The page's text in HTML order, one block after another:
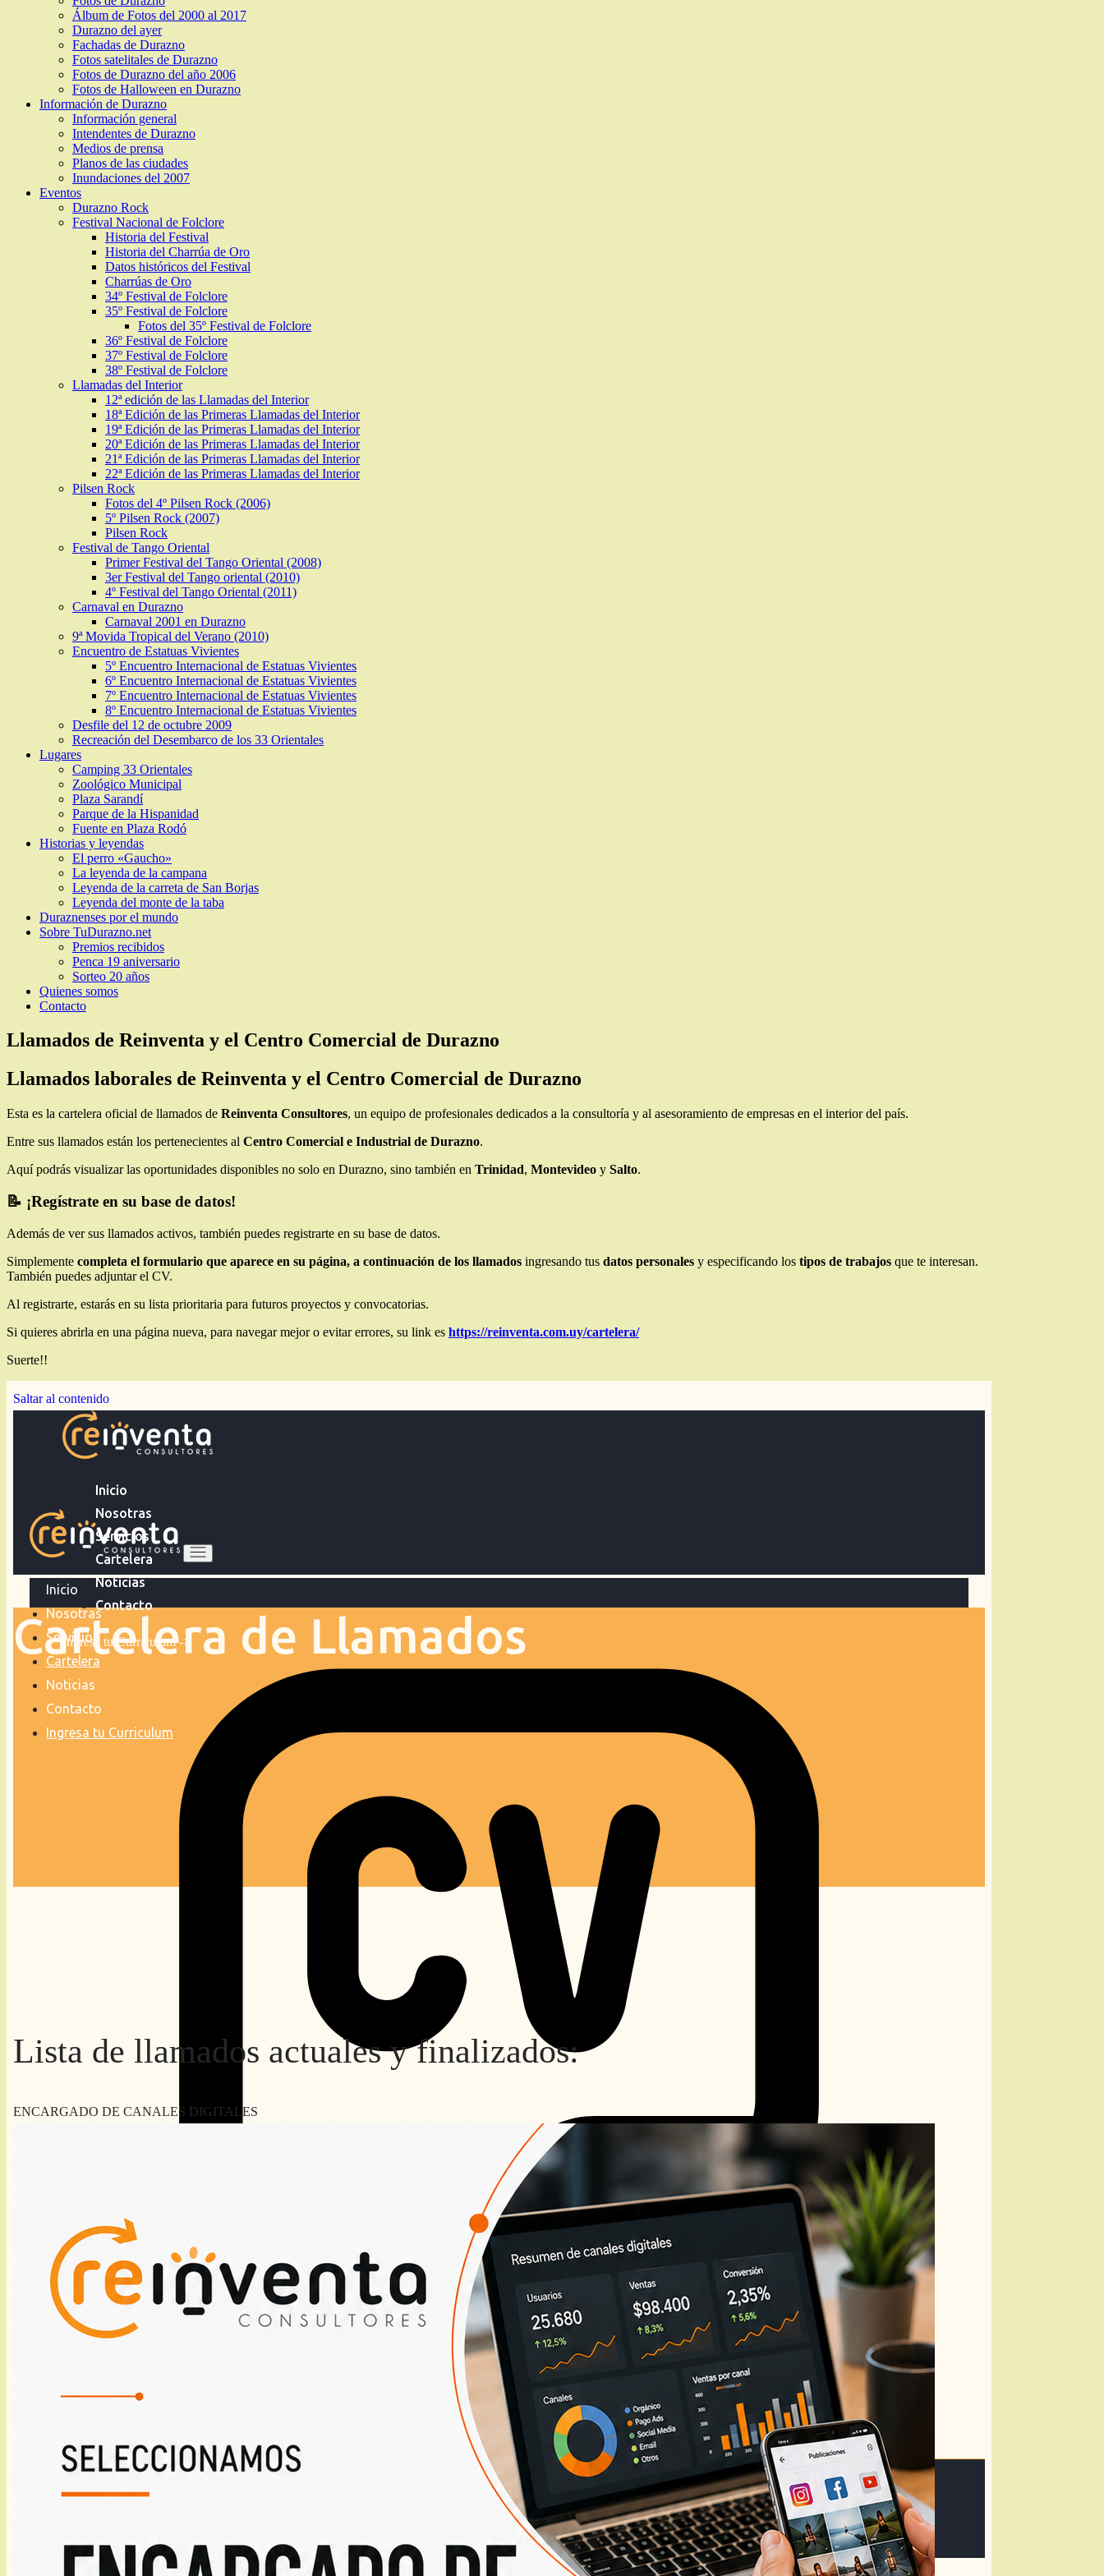
Álbum de Fotos del 2000 al 2017
Durazno del ayer
Fachadas de Durazno
Fotos satelitales de Durazno
Fotos de Durazno del año 2006
Fotos de Halloween en Durazno
Información de Durazno
Información general
Intendentes de Durazno
Medios de prensa
Planos de las ciudades
Inundaciones del 2007
Eventos
Durazno Rock
Festival Nacional de Folclore
Historia del Festival
Historia del Charrúa de Oro
Datos históricos del Festival
Charrúas de Oro
34º Festival de Folclore
35º Festival de Folclore
Fotos del 35º Festival de Folclore
36º Festival de Folclore
37º Festival de Folclore
38º Festival de Folclore
Llamadas del Interior
12ª edición de las Llamadas del Interior
18ª Edición de las Primeras Llamadas del Interior
19ª Edición de las Primeras Llamadas del Interior
20ª Edición de las Primeras Llamadas del Interior
21ª Edición de las Primeras Llamadas del Interior
22ª Edición de las Primeras Llamadas del Interior
Pilsen Rock
Fotos del 4º Pilsen Rock (2006)
5º Pilsen Rock (2007)
Pilsen Rock
Festival de Tango Oriental
Primer Festival del Tango Oriental (2008)
3er Festival del Tango oriental (2010)
4º Festival del Tango Oriental (2011)
Carnaval en Durazno
Carnaval 2001 en Durazno
9ª Movida Tropical del Verano (2010)
Encuentro de Estatuas Vivientes
5º Encuentro Internacional de Estatuas Vivientes
6º Encuentro Internacional de Estatuas Vivientes
7º Encuentro Internacional de Estatuas Vivientes
8º Encuentro Internacional de Estatuas Vivientes
Desfile del 12 de octubre 2009
Recreación del Desembarco de los 33 Orientales
Lugares
Camping 33 Orientales
Zoológico Municipal
Plaza Sarandí
Parque de la Hispanidad
Fuente en Plaza Rodó
Historias y leyendas
El perro «Gaucho»
La leyenda de la campana
Leyenda de la carreta de San Borjas
Leyenda del monte de la taba
Duraznenses por el mundo
Sobre TuDurazno.net
Premios recibidos
Penca 19 aniversario
Sorteo 20 años
Quienes somos
Contacto
Llamados de Reinventa y el Centro Comercial de Durazno
Llamados laborales de Reinventa y el Centro Comercial de Durazno
Esta es la cartelera oficial de llamados de Reinventa Consultores, un equipo de profesionales dedicados a la consultoría y al asesoramiento de empresas en el interior del país.
Entre sus llamados están los pertenecientes al Centro Comercial e Industrial de Durazno.
Aquí podrás visualizar las oportunidades disponibles no solo en Durazno, sino también en Trinidad, Montevideo y Salto.
📝 ¡Regístrate en su base de datos!
Además de ver sus llamados activos, también puedes registrarte en su base de datos.
Simplemente completa el formulario que aparece en su página, a continuación de los llamados ingresando tus datos personales y especificando los tipos de trabajos que te interesan.
También puedes adjuntar el CV.
Al registrarte, estarás en su lista prioritaria para futuros proyectos y convocatorias.
Si quieres abrirla en una página nueva, para navegar mejor o evitar errores, su link es https://reinventa.com.uy/cartelera/
Suerte!!